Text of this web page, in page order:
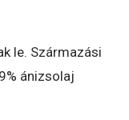
le. Származási
ánizsolaj